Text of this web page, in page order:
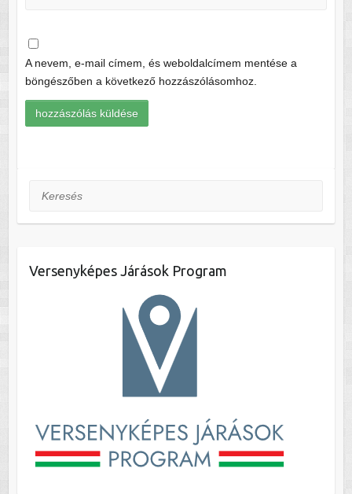
A nevem, e-mail címem, és weboldalcímem mentése a
böngészőben a következő hozzászólásomhoz.
Keresés
Versenyképes Járások Program